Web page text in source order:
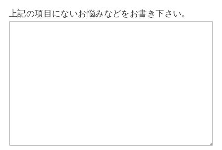
上記の項目にないお悩みなどをお書き下さい。